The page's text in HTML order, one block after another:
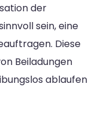
der
sein, eine
Diese
Beiladungen
ablaufen